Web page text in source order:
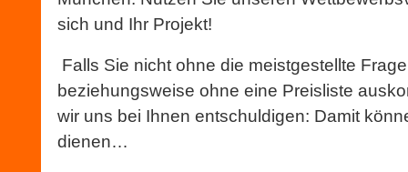
sich und Ihr Projekt!
Falls Sie nicht ohne die meistgestellte Frage
beziehungsweise ohne eine Preisliste
wir uns bei Ihnen entschuldigen: Damit
dienen…